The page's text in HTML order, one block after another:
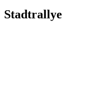
Stadtrallye